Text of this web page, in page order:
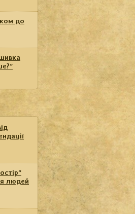
до
людей